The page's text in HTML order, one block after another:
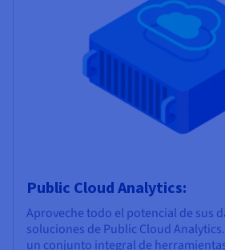
Public Cloud Analytics:
Aproveche todo el potencial de sus
soluciones de Public Cloud
un conjunto integral de